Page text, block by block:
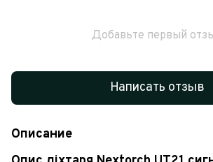
Добавьте первый
Написать отзыв
Описание